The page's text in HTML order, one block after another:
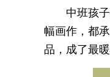
中班孩
幅画作，都
品，成了最